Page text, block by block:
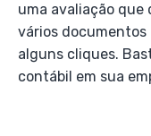
uma avaliação que
vários documentos
alguns cliques.
contábil em sua